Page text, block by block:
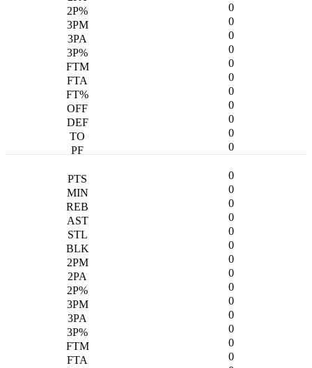
0
0
0
0
0
0
0
0
0
0
0
0
0
0
0
0
0
0
0
0
0
0
0
0
0